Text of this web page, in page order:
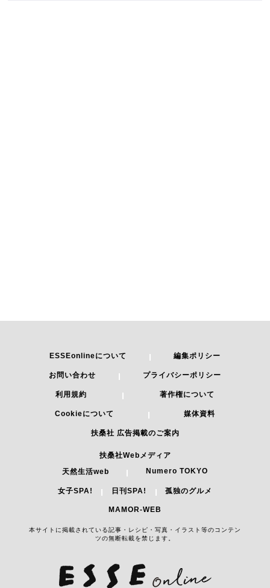
ESSEonlineについて 編集ポリシー
お問い合わせ プライバシーポリシー
利用規約 著作権について
Cookieについて 媒体資料
扶桑社 広告掲載のご案内
扶桑社Webメディア
天然生活web
Numero TOKYO
女子SPA! 日刊SPA! 孤独のグルメ
MAMOR-WEB
本サイトに掲載されている記事・レシピ・写真・イラスト等のコンテン
ツの無断転載を禁じます。